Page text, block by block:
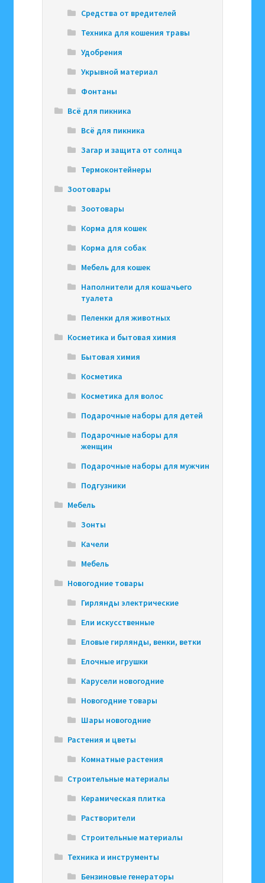
Средства от вредителей
Техника для кошения травы
Удобрения
Укрывной материал
Фонтаны
Всё для пикника
Всё для пикника
Загар и защита от солнца
Термоконтейнеры
Зоотовары
Зоотовары
Корма для кошек
Корма для собак
Мебель для кошек
Наполнители для кошачьего
туалета
Пеленки для животных
Косметика и бытовая химия
Бытовая химия
Косметика
Косметика для волос
Подарочные наборы для детей
Подарочные наборы для
женщин
Подарочные наборы для мужчин
Подгузники
Мебель
Зонты
Качели
Мебель
Новогодние товары
Гирлянды электрические
Ели искусственные
Еловые гирлянды, венки, ветки
Елочные игрушки
Карусели новогодние
Новогодние товары
Шары новогодние
Растения и цветы
Комнатные растения
Строительные материалы
Керамическая плитка
Растворители
Строительные материалы
Техника и инструменты
Бензиновые генераторы